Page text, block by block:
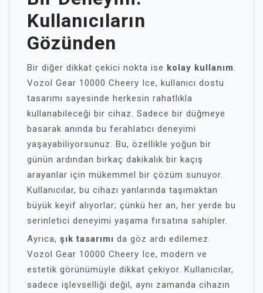
Kullanıcıların
Gözünden
Bir diğer dikkat çekici nokta ise kolay kullanım.
Vozol Gear 10000 Cheery Ice, kullanıcı dostu
tasarımı sayesinde herkesin rahatlıkla
kullanabileceği bir cihaz. Sadece bir düğmeye
basarak anında bu ferahlatıcı deneyimi
yaşayabiliyorsunuz. Bu, özellikle yoğun bir
günün ardından birkaç dakikalık bir kaçış
arayanlar için mükemmel bir çözüm sunuyor.
Kullanıcılar, bu cihazı yanlarında taşımaktan
büyük keyif alıyorlar; çünkü her an, her yerde bu
serinletici deneyimi yaşama fırsatına sahipler.
Ayrıca, şık tasarımı da göz ardı edilemez.
Vozol Gear 10000 Cheery Ice, modern ve
estetik görünümüyle dikkat çekiyor. Kullanıcılar,
sadece işlevselliği değil, aynı zamanda cihazın